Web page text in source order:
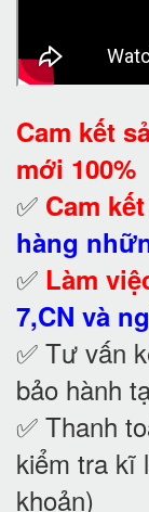
Cam kết
mới 100%
✅ Cam kết
hàng
✅ Làm
7,CN và
✅ Tư vấn
bảo hành
✅ Thanh
kiểm tra kĩ
khoản)